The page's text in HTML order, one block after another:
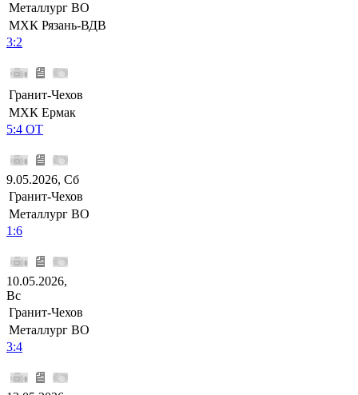
Металлург ВО
МХК Рязань-ВДВ
3:2
Гранит-Чехов
МХК Ермак
5:4 ОТ
9.05.2026, Сб
Гранит-Чехов
Металлург ВО
1:6
10.05.2026,
Вс
Гранит-Чехов
Металлург ВО
3:4